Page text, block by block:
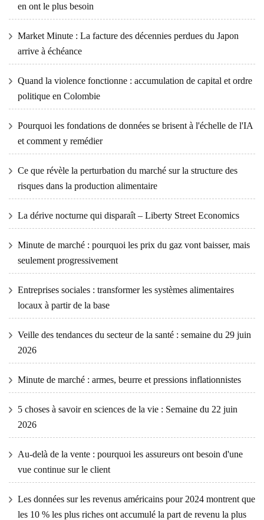
en ont le plus besoin
Market Minute : La facture des décennies perdues du Japon
arrive à échéance
Quand la violence fonctionne : accumulation de capital et ordre
politique en Colombie
Pourquoi les fondations de données se brisent à l'échelle de l'IA
et comment y remédier
Ce que révèle la perturbation du marché sur la structure des
risques dans la production alimentaire
La dérive nocturne qui disparaît – Liberty Street Economics
Minute de marché : pourquoi les prix du gaz vont baisser, mais
seulement progressivement
Entreprises sociales : transformer les systèmes alimentaires
locaux à partir de la base
Veille des tendances du secteur de la santé : semaine du 29 juin
2026
Minute de marché : armes, beurre et pressions inflationnistes
5 choses à savoir en sciences de la vie : Semaine du 22 juin
2026
Au-delà de la vente : pourquoi les assureurs ont besoin d'une
vue continue sur le client
Les données sur les revenus américains pour 2024 montrent que
les 10 % les plus riches ont accumulé la part de revenu la plus